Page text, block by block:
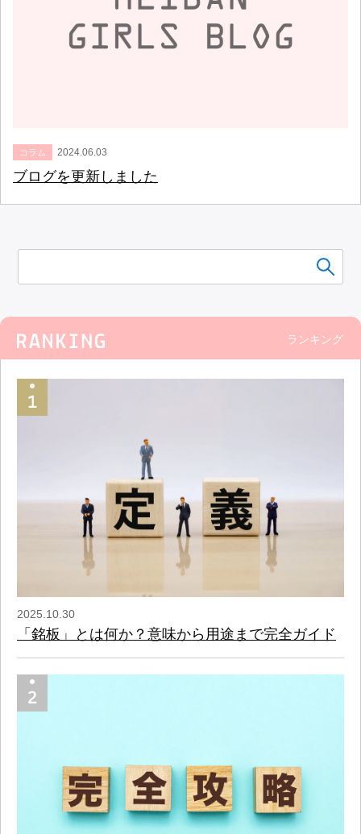
ランキング
2025.10.30
「銘板」とは何か？意味から用途まで完全ガイド
コラム 2024.06.03
ブログを更新しました